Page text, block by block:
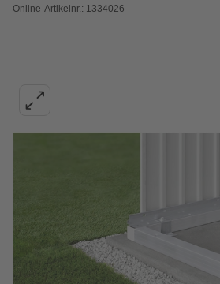
Online-Artikelnr.: 1334026